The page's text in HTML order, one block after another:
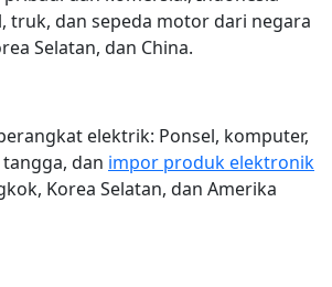
truk, dan sepeda motor dari negara
Selatan, dan China.
elektrik: Ponsel, komputer,
dan impor produk elektronik
Korea Selatan, dan Amerika